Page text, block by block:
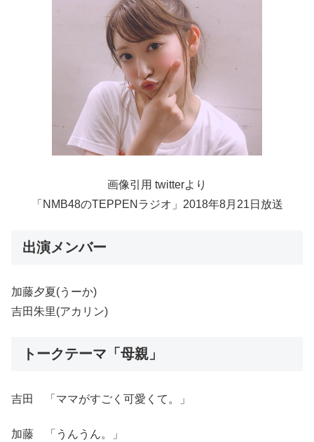
画像引用 twitterより
「NMB48のTEPPENラジオ」2018年8月21日放送
出演メンバー
加藤夕夏(うーか)
吉田朱里(アカリン)
トークテーマ「母親」
吉田 「ママがすごく可愛くて。」
加藤 「うんうん。」